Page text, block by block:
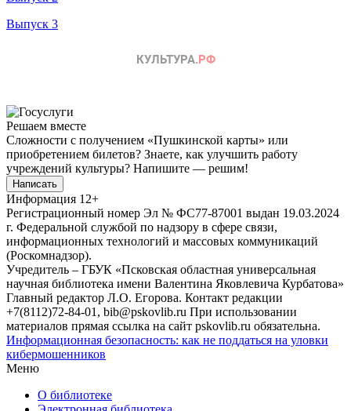
Выпуск 3
Решаем вместе
Сложности с получением «Пушкинской карты» или
приобретением билетов? Знаете, как улучшить работу
учреждений культуры? Напишите — решим!
Написать
Информация 12+
Регистрационный номер Эл № ФС77-87001 выдан 19.03.2024
г. Федеральной службой по надзору в сфере связи,
информационных технологий и массовых коммуникаций
(Роскомнадзор).
Учредитель – ГБУК «Псковская областная универсальная
научная библиотека имени Валентина Яковлевича Курбатова»
Главный редактор Л.О. Егорова. Контакт редакции
+7(8112)72-84-01, bib@pskovlib.ru При использовании
материалов прямая ссылка на сайт pskovlib.ru обязательна.
Информационная безопасность: как не поддаться на уловки
кибермошенников
Меню
О библиотеке